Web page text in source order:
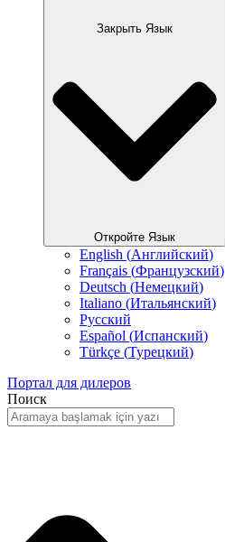
Закрыть Язык
Откройте Язык
English (Английский)
Français (Французский)
Deutsch (Немецкий)
Italiano (Итальянский)
Русский
Español (Испанский)
Türkçe (Турецкий)
Портал для дилеров
Поиск